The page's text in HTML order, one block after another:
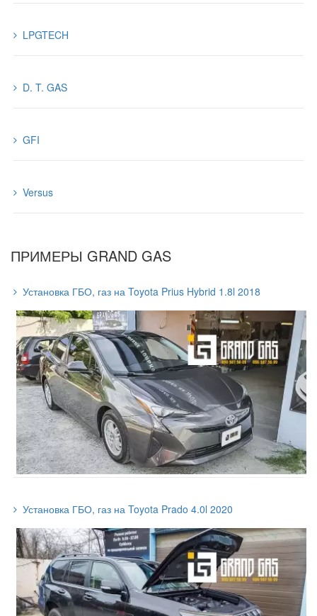
LPGTECH
D. T. GAS
GFI
Versus
ПРИМЕРЫ GRAND GAS
Установка ГБО, газ на Toyota Prius Hybrid 1.8l 2018
Установка ГБО, газ на Toyota Prado 4.0l 2020